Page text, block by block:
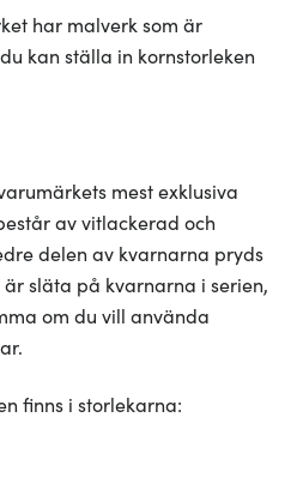
har malverk som är
kan ställa in kornstorleken
mest exklusiva
av vitlackerad och
delen av kvarnarna pryds
släta på kvarnarna i serien,
om du vill använda
finns i storlekarna: